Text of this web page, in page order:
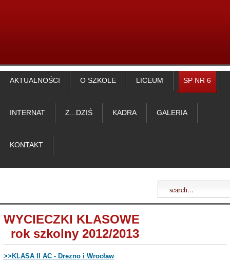
AKTUALNOŚCI O SZKOLE LICEUM SP NR 6
INTERNAT Z...DZIŚ KADRA GALERIA
KONTAKT
WYCIECZKI KLASOWE
rok szkolny 2012/2013
>>KLASA II AC - Drezno i Wrocław